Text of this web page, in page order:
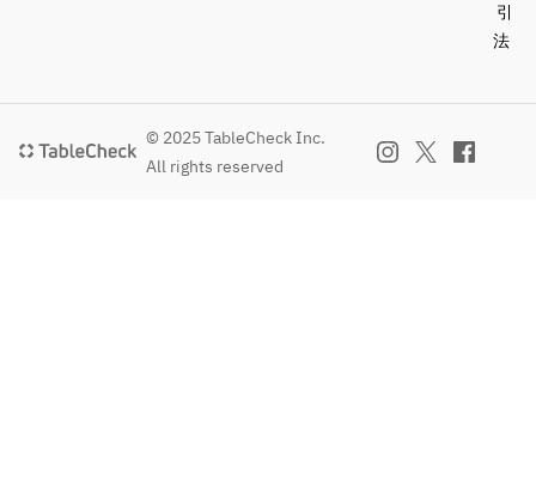
引
法
© 2025 TableCheck Inc.
All rights reserved